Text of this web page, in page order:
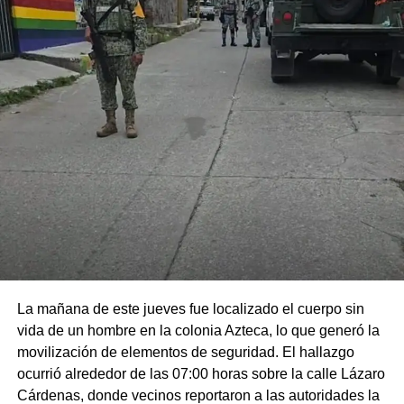
La mañana de este jueves fue localizado el cuerpo sin
vida de un hombre en la colonia Azteca, lo que generó la
movilización de elementos de seguridad. El hallazgo
ocurrió alrededor de las 07:00 horas sobre la calle Lázaro
Cárdenas, donde vecinos reportaron a las autoridades la